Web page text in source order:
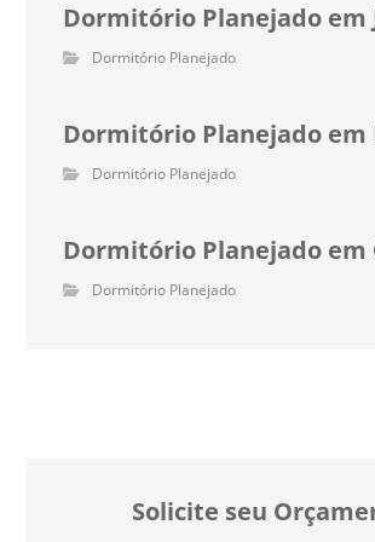
Dormitório Planejado em
Dormitório Planejado
Dormitório Planejado em
Dormitório Planejado
Dormitório Planejado em
Dormitório Planejado
Solicite seu